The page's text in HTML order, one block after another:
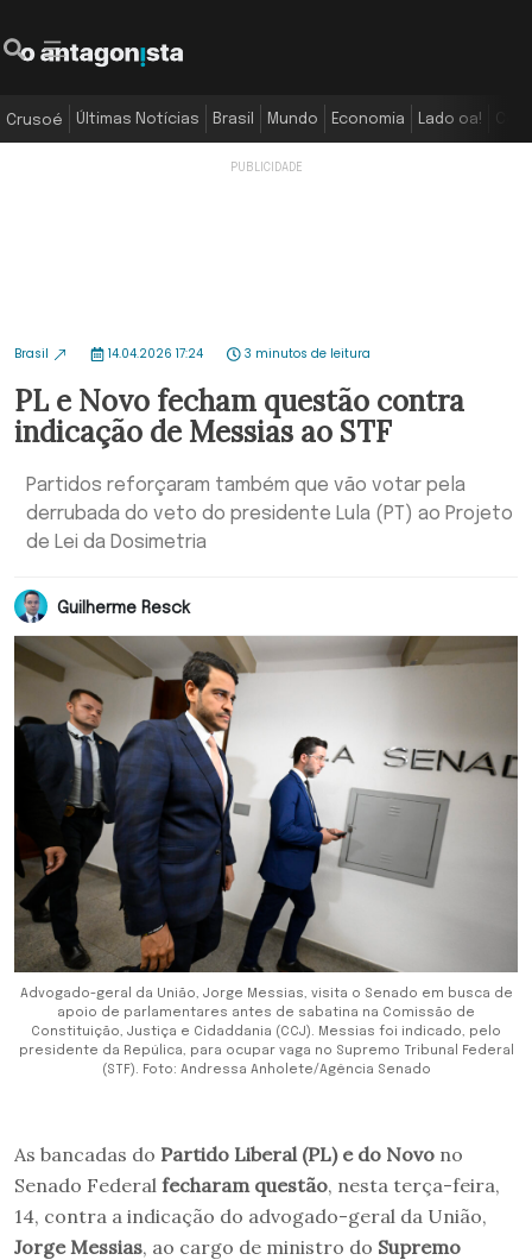
Crusoé Últimas Notícias Brasil Mundo Economia Lado oa!
Brasil 14.04.2026 17:24 3 minutos de leitura
PL e Novo fecham questão contra
indicação de Messias ao STF
Partidos reforçaram também que vão votar pela
derrubada do veto do presidente Lula (PT) ao Projeto
de Lei da Dosimetria
Guilherme Resck
Advogado-geral da União, Jorge Messias, visita o Senado em busca de
apoio de parlamentares antes de sabatina na Comissão de
Constituição, Justiça e Cidaddania (CCJ). Messias foi indicado, pelo
presidente da Repúlica, para ocupar vaga no Supremo Tribunal Federal
(STF). Foto: Andressa Anholete/Agência Senado
As bancadas do Partido Liberal (PL) e do Novo no
Senado Federal fecharam questão, nesta terça-feira,
14, contra a indicação do advogado-geral da União,
Jorge Messias, ao cargo de ministro do Supremo